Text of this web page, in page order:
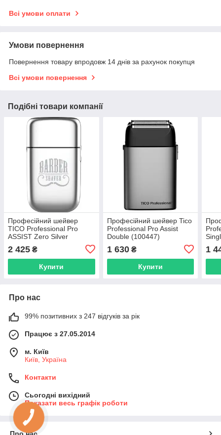
Всі умови оплати
Умови повернення
Повернення товару впродовж 14 днів за рахунок покупця
Всі умови повернення
Подібні товари компанії
Професійний шейвер
TICO Professional Pro
ASSIST Zero Silver
2 425 ₴
Купити
Професійний шейвер Tico
Professional Pro Assist
Double (100447)
1 630₴
Купити
1
Про нас
99% позитивних з 247 відгуків за рік
Працює з 27.05.2014
м. Київ
Київ, Україна
Контакти
Сьогодні вихідний
Показати весь графік роботи